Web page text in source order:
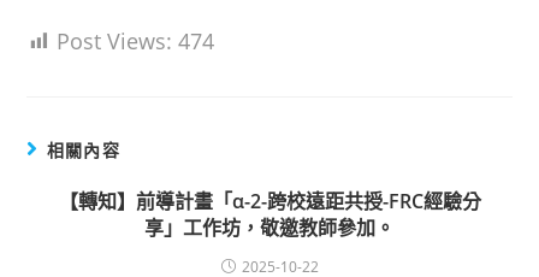
Post Views: 474
相關內容
【轉知】前導計畫「α-2-跨校遠距共授-FRC經驗分
享」工作坊，敬邀教師參加。
2025-10-22